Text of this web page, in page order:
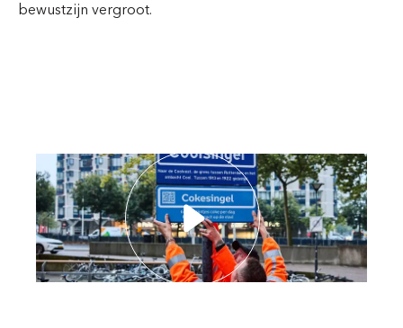
bewustzijn vergroot.